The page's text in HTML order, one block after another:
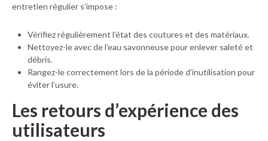
entretien régulier s’impose :
Vérifiez régulièrement l’état des coutures et des matériaux.
Nettoyez-le avec de l’eau savonneuse pour enlever saleté et
débris.
Rangez-le correctement lors de la période d’inutilisation pour
éviter l’usure.
Les retours d’expérience des
utilisateurs